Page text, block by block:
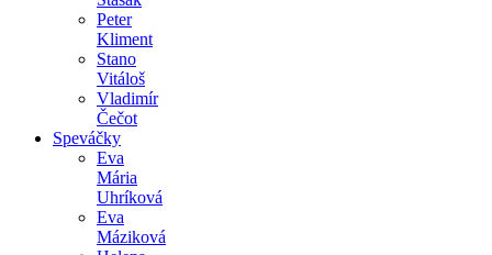
Peter
Kliment
Stano
Vitáloš
Vladimír
Čečot
Speváčky
Eva
Mária
Uhríková
Eva
Máziková